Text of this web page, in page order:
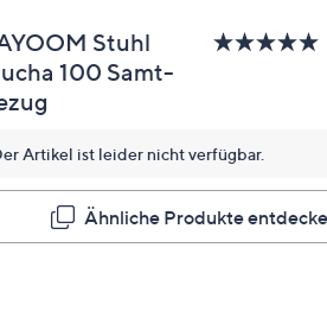
Stuhl
100 Samt-
Artikel ist leider nicht verfügbar.
Ähnliche Produkte